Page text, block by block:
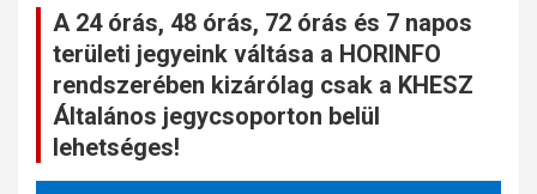
A 24 órás, 48 órás, 72 órás és 7 napos
területi jegyeink váltása a HORINFO
rendszerében kizárólag csak a KHESZ
Általános jegycsoporton belül
lehetséges!